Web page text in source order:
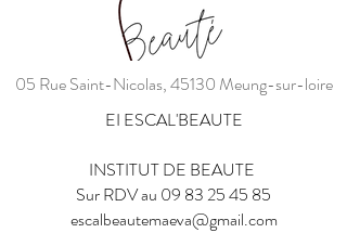
05 Rue Saint-Nicolas, 45130 Meung-sur-loire
EI ESCAL'BEAUTE
INSTITUT DE BEAUTE
Sur RDV au 09 83 25 45 85
escalbeautemaeva@gmail.com